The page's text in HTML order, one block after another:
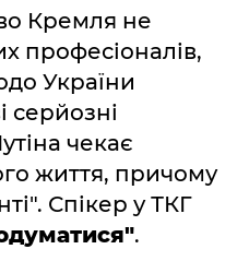
Кремля не
професіоналів,
України
серйозні
чекає
життя, причому
Спікер у ТКГ
.